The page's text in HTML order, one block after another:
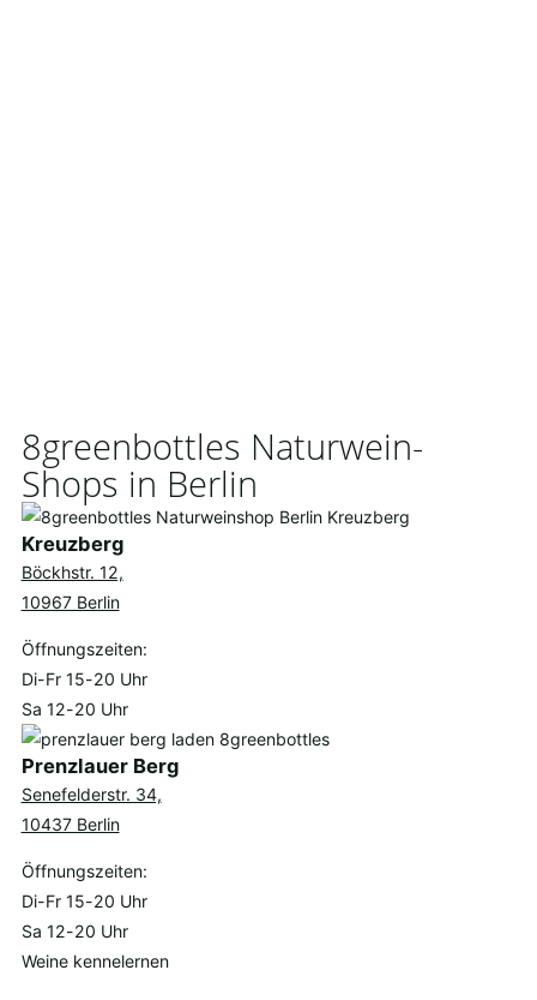
8greenbottles Naturwein-
Shops in Berlin
Kreuzberg
Böckhstr. 12,
10967 Berlin
Öffnungszeiten:
Di-Fr 15-20 Uhr
Sa 12-20 Uhr
Prenzlauer Berg
Senefelderstr. 34,
10437 Berlin
Öffnungszeiten:
Di-Fr 15-20 Uhr
Sa 12-20 Uhr
Weine kennelernen